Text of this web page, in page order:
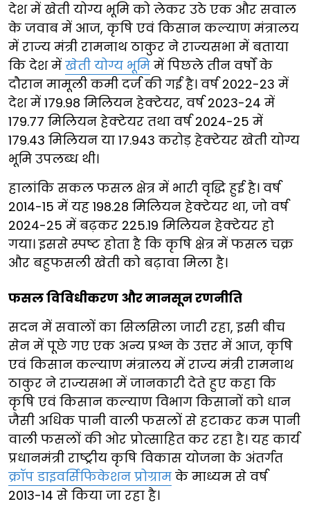
देश में खेती योग्य भूमि को लेकर उठे एक और सवाल
के जवाब में आज, कृषि एवं किसान कल्याण मंत्रालय
में राज्य मंत्री रामनाथ ठाकुर ने राज्यसभा में बताया
कि देश में खेती योग्य भूमि में पिछले तीन वर्षों के
दौरान मामूली कमी दर्ज की गई है। वर्ष 2022-23 में
देश में 179.98 मिलियन हेक्टेयर, वर्ष 2023-24 में
179.77 मिलियन हेक्टेयर तथा वर्ष 2024-25 में
179.43 मिलियन या 17.943 करोड़ हेक्टेयर खेती योग्य
भूमि उपलब्ध थी।
हालांकि सकल फसल क्षेत्र में भारी वृद्धि हुई है। वर्ष
2014-15 में यह 198.28 मिलियन हेक्टेयर था, जो वर्ष
2024-25 में बढ़कर 225.19 मिलियन हेक्टेयर हो
गया। इससे स्पष्ट होता है कि कृषि क्षेत्र में फसल चक्र
और बहुफसली खेती को बढ़ावा मिला है।
फसल विविधीकरण और मानसून रणनीति
सदन में सवालों का सिलसिला जारी रहा, इसी बीच
सेन में पूछे गए एक अन्य प्रश्न के उत्तर में आज, कृषि
एवं किसान कल्याण मंत्रालय में राज्य मंत्री रामनाथ
ठाकुर ने राज्यसभा में जानकारी देते हुए कहा कि
कृषि एवं किसान कल्याण विभाग किसानों को धान
जैसी अधिक पानी वाली फसलों से हटाकर कम पानी
वाली फसलों की ओर प्रोत्साहित कर रहा है। यह कार्य
प्रधानमंत्री राष्ट्रीय कृषि विकास योजना के अंतर्गत
क्रॉप डाइवर्सिफिकेशन प्रोग्राम के माध्यम से वर्ष
2013-14 से किया जा रहा है।